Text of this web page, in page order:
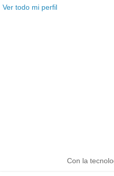
Ver todo mi perfil
Con la